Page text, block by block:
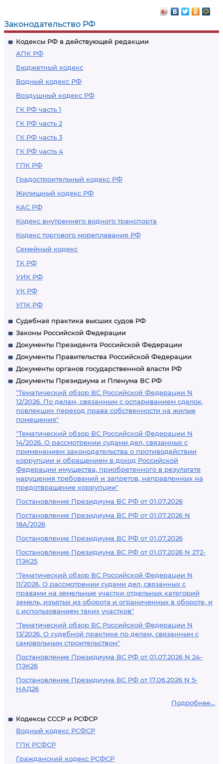
Законодательство РФ
Кодексы РФ в действующей редакции
АПК РФ
Бюджетный кодекс
Водный кодекс РФ
Воздушный кодекс РФ
ГК РФ часть 1
ГК РФ часть 2
ГК РФ часть 3
ГК РФ часть 4
ГПК РФ
Градостроительный кодекс РФ
Жилищный кодекс РФ
КАС РФ
Кодекс внутреннего водного транспорта
Кодекс торгового мореплавания РФ
Семейный кодекс
ТК РФ
УИК РФ
УК РФ
УПК РФ
Судебная практика высших судов РФ
Законы Российской Федерации
Документы Президента Российской Федерации
Документы Правительства Российской Федерации
Документы органов государственной власти РФ
Документы Президиума и Пленума ВС РФ
"Тематический обзор ВС Российской Федерации N
12/2026. По делам, связанным с оспариванием сделок,
повлекших переход права собственности на жилые
помещения"
"Тематический обзор ВС Российской Федерации N
14/2026. О рассмотрении судами дел, связанных с
применением законодательства о противодействии
коррупции и обращением в доход Российской
Федерации имущества, приобретенного в результате
нарушения требований и запретов, направленных на
предотвращение коррупции"
Постановление Президиума ВС РФ от 01.07.2026
Постановление Президиума ВС РФ от 01.07.2026 N
18А/2026
Постановление Президиума ВС РФ от 01.07.2026
Постановление Президиума ВС РФ от 01.07.2026 N 272-
ПЭК25
"Тематический обзор ВС Российской Федерации N
11/2026. О рассмотрении судами дел, связанных с
правами на земельные участки отдельных категорий
земель, изъятых из оборота и ограниченных в обороте, и
с использованием таких участков"
"Тематический обзор ВС Российской Федерации N
13/2026. О судебной практике по делам, связанным с
самовольным строительством"
Постановление Президиума ВС РФ от 01.07.2026 N 24-
ПЭК26
Постановление Президиума ВС РФ от 17.06.2026 N 5-
НАД26
Подробнее...
Кодексы СССР и РСФСР
Водный кодекс РСФСР
ГПК РСФСР
Гражданский кодекс РСФСР